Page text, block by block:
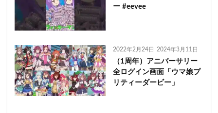
ー #eevee
2022年2月24日 2024年3月11日
（1周年）アニバーサリー
全ログイン画面「ウマ娘プ
リティーダービー」